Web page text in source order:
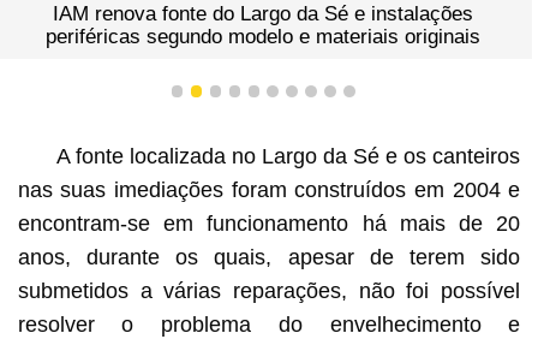
IAM renova fonte do Largo da Sé e instalações
periféricas segundo modelo e materiais originais
1 2 3 4 5 6 7 8 9 10
A fonte localizada no Largo da Sé e os canteiros
nas suas imediações foram construídos em 2004 e
encontram-se em funcionamento há mais de 20
anos, durante os quais, apesar de terem sido
submetidos a várias reparações, não foi possível
resolver o problema do envelhecimento e